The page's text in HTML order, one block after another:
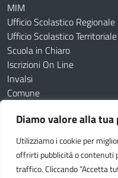
Diamo valore alla tua
Utilizziamo i cookie per
offrirti pubblicità o contenuti
traffico. Cliccando “Accetta
MIM
Ufficio Scolastico Regionale
Ufficio Scolastico Territoriale
Scuola in Chiaro
Iscrizioni On Line
Invalsi
Comune
Amministrazione
Dichiarazione di
Cookie PolicyPrivacy Policy